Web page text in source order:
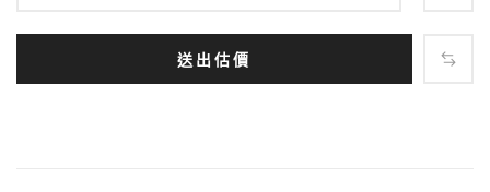
送出估價